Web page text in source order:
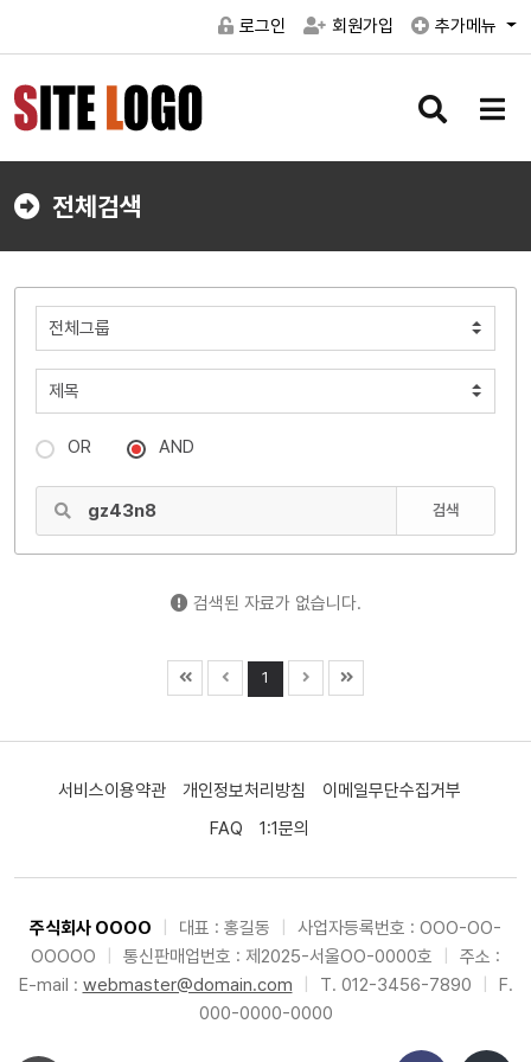
로그인 회원가입 추가메뉴
검
버
메
버
전체검색
OR AND
검색
검색된 자료가 없습니다.
1
서비스이용약관 개인정보처리방침
이메일무단수집거부
FAQ
1:1문의
주식회사 OOOO 대표 : 홍길동
사업자등록번호 : OOO-OO-
OOOOO
통신판매업번호 : 제2025-서울OO-0000호
주소 :
E-mail : webmaster@domain.com T. 012-3456-7890
F.
000-0000-0000